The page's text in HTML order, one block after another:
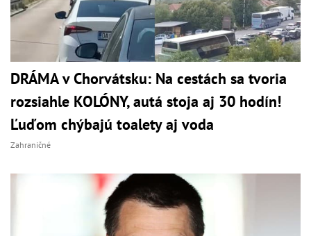
DRÁMA v Chorvátsku: Na cestách sa tvoria
rozsiahle KOLÓNY, autá stoja aj 30 hodín!
Ľuďom chýbajú toalety aj voda
Zahraničné